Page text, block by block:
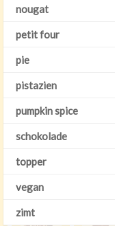
nougat
petit four
pie
pistazien
pumpkin spice
schokolade
topper
vegan
zimt